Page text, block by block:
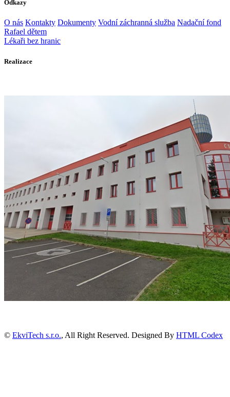
Odkazy
O nás Kontakty Dokumenty Vodní záchranná služba Nadační fond
Rafael dětem
Lékaři bez hranic
Realizace
© EkviTech s.r.o., All Right Reserved. Designed By HTML Codex